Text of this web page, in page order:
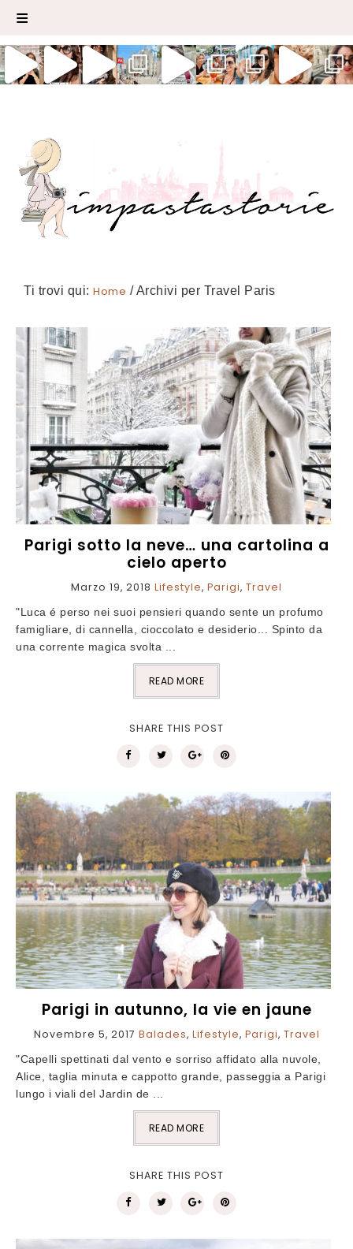
Ti trovi qui: Home /Archivi per Travel Paris
Parigi sotto la neve… una cartolina a
cielo aperto
Marzo 19, 2018 Lifestyle, Parigi, Travel
"Luca é perso nei suoi pensieri quando sente un profumo
famigliare, di cannella, cioccolato e desiderio... Spinto da
una corrente magica svolta ...
READ MORE
SHARE THIS POST
Parigi in autunno, la vie en jaune
Novembre 5, 2017 Balades, Lifestyle, Parigi, Travel
"Capelli spettinati dal vento e sorriso affidato alla nuvole,
Alice, taglia minuta e cappotto grande, passeggia a Parigi
lungo i viali del Jardin de ...
READ MORE
SHARE THIS POST